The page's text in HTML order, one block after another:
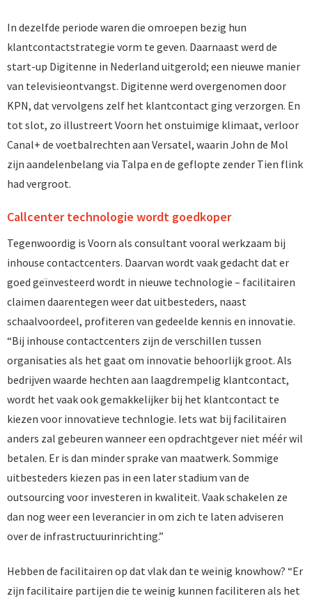
In dezelfde periode waren die omroepen bezig hun
klantcontactstrategie vorm te geven. Daarnaast werd de
start-up Digitenne in Nederland uitgerold; een nieuwe manier
van televisieontvangst. Digitenne werd overgenomen door
KPN, dat vervolgens zelf het klantcontact ging verzorgen. En
tot slot, zo illustreert Voorn het onstuimige klimaat, verloor
Canal+ de voetbalrechten aan Versatel, waarin John de Mol
zijn aandelenbelang via Talpa en de geflopte zender Tien flink
had vergroot.
Callcenter technologie wordt goedkoper
Tegenwoordig is Voorn als consultant vooral werkzaam bij
inhouse contactcenters. Daarvan wordt vaak gedacht dat er
goed geïnvesteerd wordt in nieuwe technologie – facilitairen
claimen daarentegen weer dat uitbesteders, naast
schaalvoordeel, profiteren van gedeelde kennis en innovatie.
“Bij inhouse contactcenters zijn de verschillen tussen
organisaties als het gaat om innovatie behoorlijk groot. Als
bedrijven waarde hechten aan laagdrempelig klantcontact,
wordt het vaak ook gemakkelijker bij het klantcontact te
kiezen voor innovatieve technlogie. Iets wat bij facilitairen
anders zal gebeuren wanneer een opdrachtgever niet méér wil
betalen. Er is dan minder sprake van maatwerk. Sommige
uitbesteders kiezen pas in een later stadium van de
outsourcing voor investeren in kwaliteit. Vaak schakelen ze
dan nog weer een leverancier in om zich te laten adviseren
over de infrastructuurinrichting.”
Hebben de facilitairen op dat vlak dan te weinig knowhow? “Er
zijn facilitaire partijen die te weinig kunnen faciliteren als het